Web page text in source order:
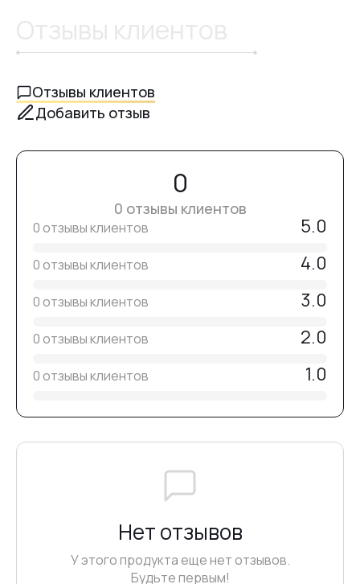
после полимеризации не протирай — топ не имеет
оставь поверхность до полного остывания для
максимального блеска.
Отзывы клиентов
Добавить отзыв
0
0 отзывы клиентов
0 отзывы клиентов 5.0
0 отзывы клиентов 4.0
0 отзывы клиентов 3.0
0 отзывы клиентов 2.0
0 отзывы клиентов 1.0
Нет отзывов
У этого продукта еще нет отзывов.
Будьте первым!